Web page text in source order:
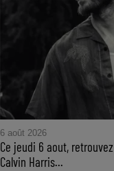
6 août 2026
Ce jeudi 6 aout,
Calvin Harris...